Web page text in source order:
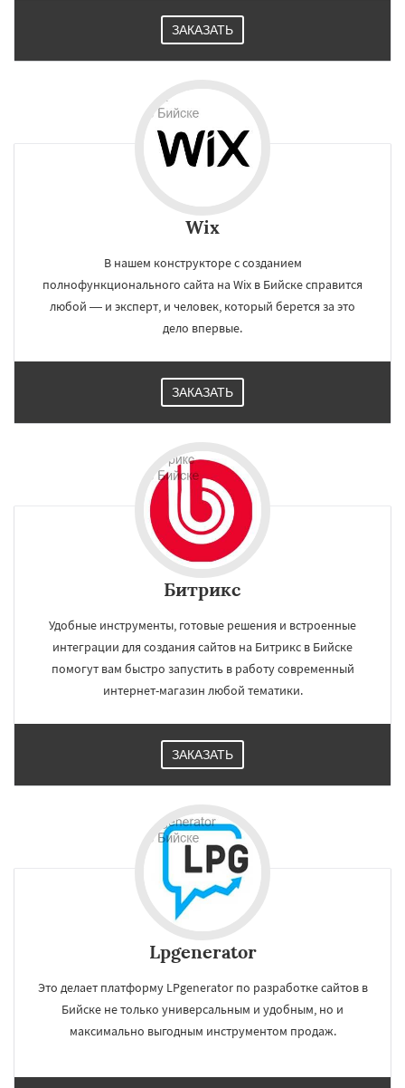
ЗАКАЗАТЬ
Wix
В нашем конструкторе c созданием
полнофункционального сайта на Wix в Бийске справится
любой — и эксперт, и человек, который берется за это
дело впервые.
ЗАКАЗАТЬ
Битрикс
Удобные инструменты, готовые решения и встроенные
интеграции для создания сайтов на Битрикс в Бийске
помогут вам быстро запустить в работу современный
интернет-магазин любой тематики.
ЗАКАЗАТЬ
Lpgenerator
Это делает платформу LPgenerator по разработке сайтов в
Бийске не только универсальным и удобным, но и
максимально выгодным инструментом продаж.